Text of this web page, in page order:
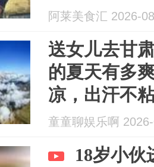
阿莱美食汇 2026-
送女儿去甘
的夏天有多
凉，出汗不
童童聊娱乐啊
18岁小伙